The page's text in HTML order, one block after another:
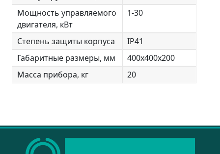
Мощность управляемого
двигателя, кВт
1-30
Степень защиты корпуса
IP41
Габаритные размеры, мм
400x400x200
Масса прибора, кг
20